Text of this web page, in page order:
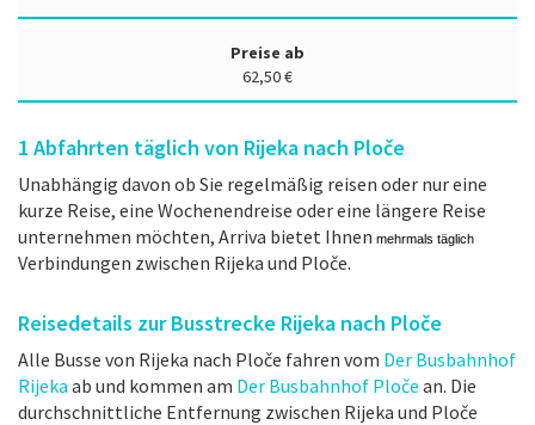
Preise ab
62,50 €
1 Abfahrten täglich von Rijeka nach Ploče
Unabhängig davon ob Sie regelmäßig reisen oder nur eine
kurze Reise, eine Wochenendreise oder eine längere Reise
unternehmen möchten, Arriva bietet Ihnen mehrmals täglich
Verbindungen zwischen Rijeka und Ploče.
Reisedetails zur Busstrecke Rijeka nach Ploče
Alle Busse von Rijeka nach Ploče fahren vom Der Busbahnhof
Rijeka ab und kommen am Der Busbahnhof Ploče an. Die
durchschnittliche Entfernung zwischen Rijeka und Ploče